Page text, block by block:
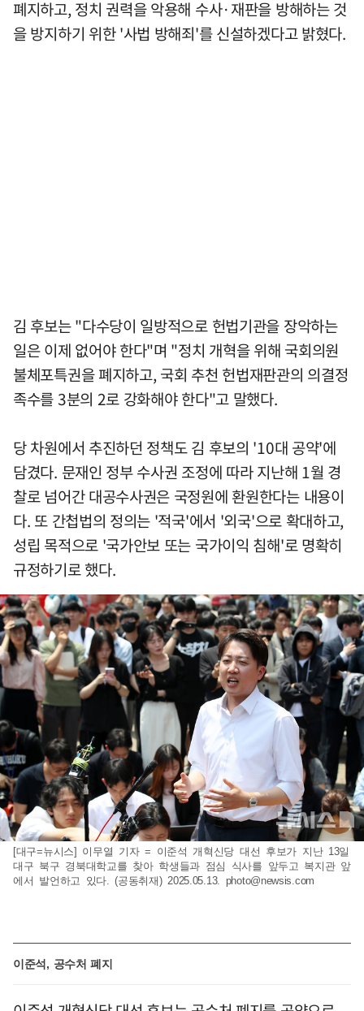
폐지하고, 정치 권력을 악용해 수사·재판을 방해하는 것
을 방지하기 위한 '사법 방해죄'를 신설하겠다고 밝혔다.
김 후보는 "다수당이 일방적으로 헌법기관을 장악하는
일은 이제 없어야 한다"며 "정치 개혁을 위해 국회의원
불체포특권을 폐지하고, 국회 추천 헌법재판관의 의결정
족수를 3분의 2로 강화해야 한다"고 말했다.
당 차원에서 추진하던 정책도 김 후보의 '10대 공약'에
담겼다. 문재인 정부 수사권 조정에 따라 지난해 1월 경
찰로 넘어간 대공수사권은 국정원에 환원한다는 내용이
다. 또 간첩법의 정의는 '적국'에서 '외국'으로 확대하고,
성립 목적으로 '국가안보 또는 국가이익 침해'로 명확히
규정하기로 했다.
[대구=뉴시스] 이무열 기자 = 이준석 개혁신당 대선 후보가 지난 13일
대구 북구 경북대학교를 찾아 학생들과 점심 식사를 앞두고 복지관 앞
에서 발언하고 있다. (공동취재) 2025.05.13. photo@newsis.com
이준석, 공수처 폐지